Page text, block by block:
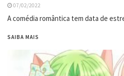
07/02/2022
A comédia romântica tem data de
SAIBA MAIS